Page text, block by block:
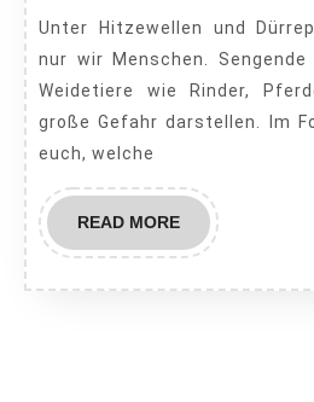
Unter Hitzewellen und Dürreperioden leiden nicht
nur wir Menschen.
Weidetiere wie Rinder,
große Gefahr darstellen. Im
euch, welche
READ MOREREAD
MORE